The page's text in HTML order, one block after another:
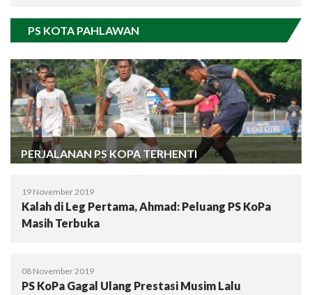
PS KOTA PAHLAWAN
PERJALANAN PS KOPA TERHENTI
19 November 2019
Kalah di Leg Pertama, Ahmad: Peluang PS KoPa
Masih Terbuka
08 November 2019
PS KoPa Gagal Ulang Prestasi Musim Lalu